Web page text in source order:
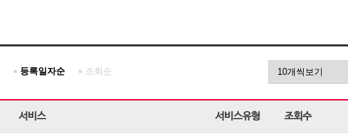
등록일자순 조회순
서비스 서비스유형 조회수